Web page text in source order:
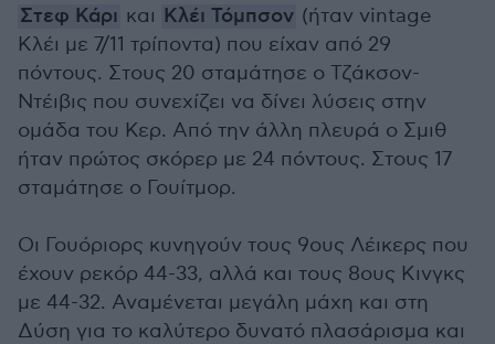
Στεφ Κάρι και Κλέι Τόμπσον (ήταν vintage
Κλέι με 7/11 τρίποντα) που είχαν από 29
πόντους. Στους 20 σταμάτησε ο Τζάκσον-
Ντέιβις που συνεχίζει να δίνει λύσεις στην
ομάδα του Κερ. Από την άλλη πλευρά ο Σμιθ
ήταν πρώτος σκόρερ με 24 πόντους. Στους 17
σταμάτησε ο Γουίτμορ.
Οι Γουόριορς κυνηγούν τους 9ους Λέικερς που
έχουν ρεκόρ 44-33, αλλά και τους 8ους Κινγκς
με 44-32. Αναμένεται μεγάλη μάχη και στη
Δύση για το καλύτερο δυνατό πλασάρισμα και